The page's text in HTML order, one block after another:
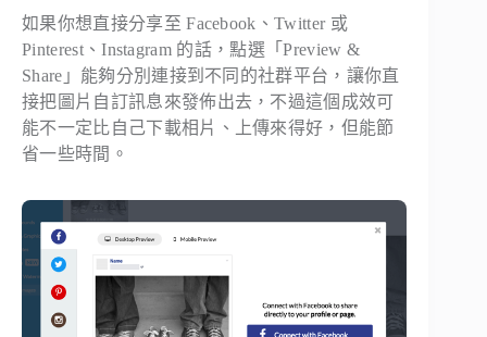
如果你想直接分享至 Facebook、Twitter 或
Pinterest、Instagram 的話，點選「Preview &
Share」能夠分別連接到不同的社群平台，讓你直
接把圖片自訂訊息來發佈出去，不過這個成效可
能不一定比自己下載相片、上傳來得好，但能節
省一些時間。